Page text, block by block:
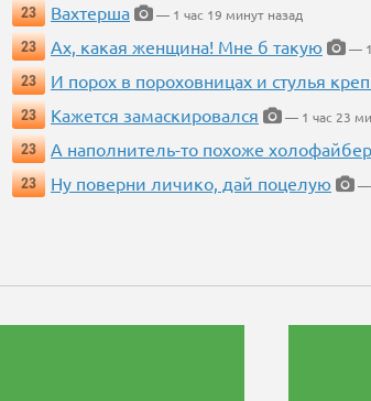
23
Вахтерша
— 1 час 19 минут назад
23
Ах, какая женщина! Мне б такую
— 1
23
И порох в пороховницах и стулья
23
Кажется замаскировался
— 1 час 23
23
А наполнитель-то похоже
23
Ну поверни личико, дай поцелую —